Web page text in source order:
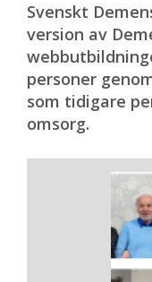
Svenskt
version av
personer
som tidigare
omsorg.